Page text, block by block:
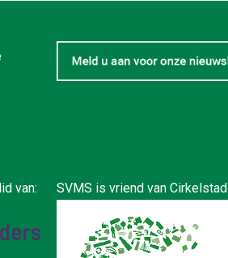
SVMS is vriend van Cirkelstad